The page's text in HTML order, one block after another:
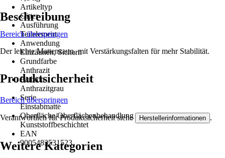
Artikeltyp
Gitter
Ausführung
Teilelement
Anwendung
Einzäunen, Sichern
Grundfarbe
Anthrazit
Farbton
Anthrazitgrau
Serie
Einstabmatte
Oberfläche/Oberflächenbehandlung
Kunststoffbeschichtet
EAN
9005483531523
Beschreibung
Bereich überspringen
Der leichte Mattenzaun, mit Verstärkungsfalten für mehr Stabilität.
Produktsicherheit
Bereich überspringen
Verantwortlich für Produktsicherheit siehe Herstellerinformationen .
Weitere Kategorien